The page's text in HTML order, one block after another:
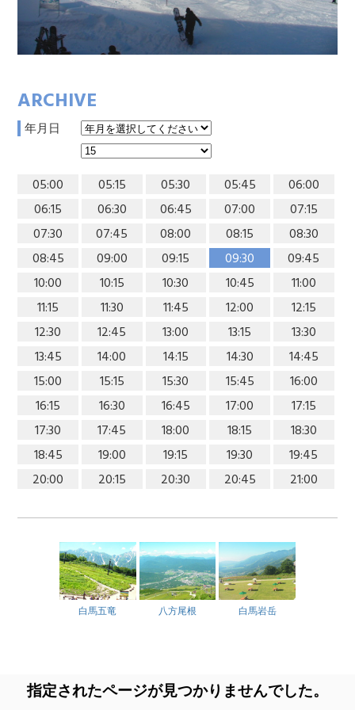
ARCHIVE
年月日
05:00 05:15 05:30 05:45
06:00
06:15
06:30 06:45 07:00
07:15
07:30
07:45 08:00 08:15
08:30
08:45
09:00 09:15 09:30
09:45
10:00
10:15 10:30 10:45
11:00
11:15
11:30 11:45 12:00
12:15
12:30
12:45 13:00 13:15
13:30
13:45
14:00 14:15 14:30
14:45
15:00
15:15 15:30 15:45
16:00
16:15
16:30 16:45 17:00
17:15
17:30
17:45 18:00 18:15
18:30
18:45
19:00 19:15 19:30
19:45
20:00
20:15 20:30 20:45 21:00
白馬五竜 八方尾根 白馬岩岳